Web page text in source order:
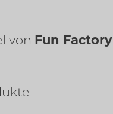
von Fun Factory